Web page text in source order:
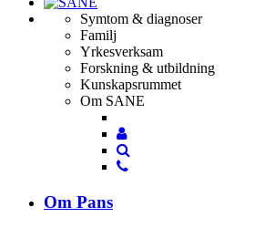
Symtom & diagnoser
Familj
Yrkesverksam
Forskning & utbildning
Kunskapsrummet
Om SANE
Mina
sidor
Mina
sidor
Sök
Sök
Om Pans